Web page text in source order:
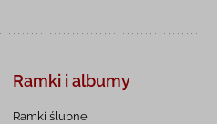
Ramki i albumy
Ramki ślubne